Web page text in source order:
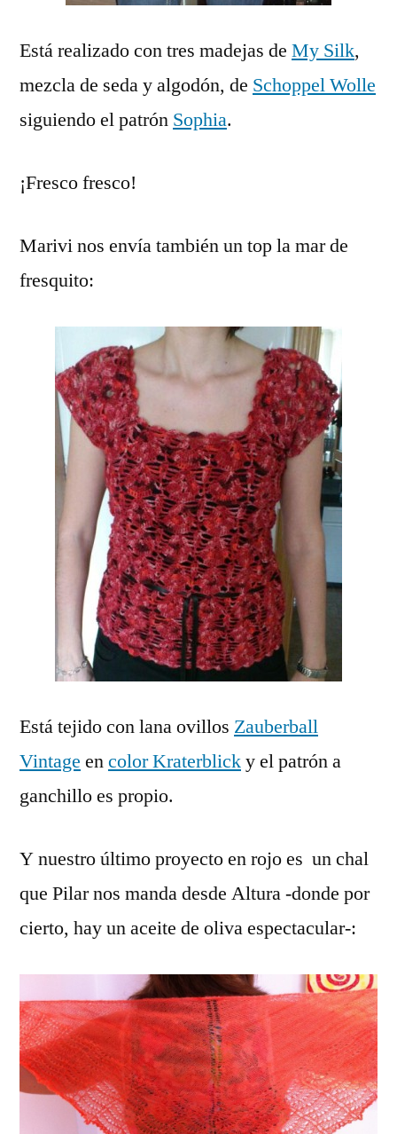
Está realizado con tres madejas de My Silk,
mezcla de seda y algodón, de Schoppel Wolle
siguiendo el patrón Sophia.
¡Fresco fresco!
Marivi nos envía también un top la mar de
fresquito:
Está tejido con lana ovillos Zauberball
Vintage encolor Kraterblicky el patrón a
ganchillo es propio.
Y nuestro último proyecto en rojo es un chal
que Pilar nos manda desde Altura -donde por
cierto, hay un aceite de oliva espectacular-: